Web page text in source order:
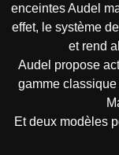
enceintes Audel
effet, le système
et rend
Audel propose
gamme
Et deux modèles